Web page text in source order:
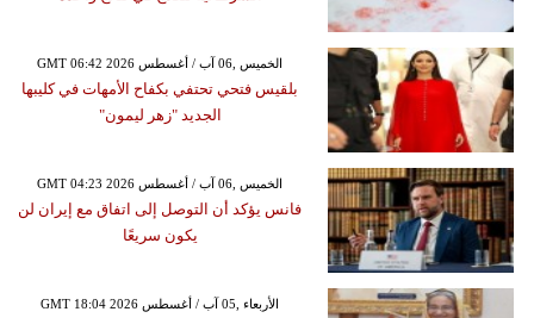
GMT 06:42 2026 الخميس ,06 آب / أغسطس
بلقيس فتحي تحتفي بكفاح الأمهات في كليبها
الجديد "زهر ليمون"
GMT 04:23 2026 الخميس ,06 آب / أغسطس
فانس يؤكد أن التوصل إلى اتفاق مع إيران لن
يكون سريعًا
GMT 18:04 2026 الأربعاء ,05 آب / أغسطس